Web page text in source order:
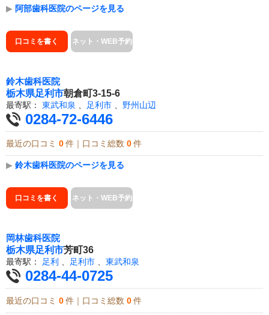
▶ 阿部歯科医院のページを見る
口コミを書く ネット・WEB予約
鈴木歯科医院
栃木県足利市朝倉町3-15-6
最寄駅： 東武和泉 足利市 野州山辺
0284-72-6446
最近の口コミ 0 件｜口コミ総数 0 件
▶ 鈴木歯科医院のページを見る
口コミを書く ネット・WEB予約
岡林歯科医院
栃木県足利市芳町36
最寄駅： 足利 、 足利市 、 東武和泉
0284-44-0725
最近の口コミ 0 件｜口コミ総数 0 件